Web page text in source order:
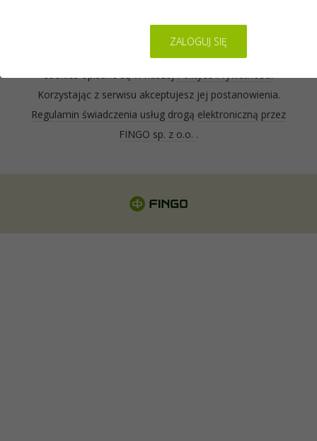
cookies. Zasady ich używania oraz informacje o
sposobie wyrażania i cofania zgody na używanie
Korzystając z serwisu akceptujesz jej postanowienia.
Regulamin świadczenia usług drogą elektroniczną przez
FINGO sp. z o.o. .